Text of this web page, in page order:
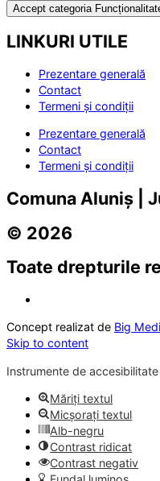
Accept categoria
LINKURI UTILE
Prezentare generală
Contact
Termeni și condiții
Prezentare generală
Contact
Termeni și condiții
Comuna Aluniș |
© 2026
Toate drepturile
Concept realizat de Big
Skip to content
Instrumente de accesibilitate
Măriți textul
Micșorați textul
Alb-negru
Contrast ridicat
Contrast negativ